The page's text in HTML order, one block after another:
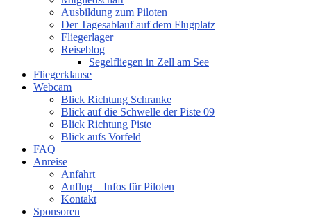
Ausbildung zum Piloten
Der Tagesablauf auf dem Flugplatz
Fliegerlager
Reiseblog
Segelfliegen in Zell am See
Fliegerklause
Webcam
Blick Richtung Schranke
Blick auf die Schwelle der Piste 09
Blick Richtung Piste
Blick aufs Vorfeld
FAQ
Anreise
Anfahrt
Anflug – Infos für Piloten
Kontakt
Sponsoren